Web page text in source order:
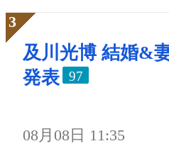
及川光博 結婚&
発表
97
08月08日 11:35